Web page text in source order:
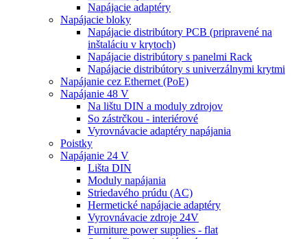
Napájacie adaptéry
Napájacie bloky
Napájacie distribútory PCB (pripravené na
inštaláciu v krytoch)
Napájacie distribútory s panelmi Rack
Napájacie distribútory s univerzálnymi krytmi
Napájanie cez Ethernet (PoE)
Napájanie 48 V
Na lištu DIN a moduly zdrojov
So zástrčkou - interiérové
Vyrovnávacie adaptéry napájania
Poistky
Napájanie 24 V
Lišta DIN
Moduly napájania
Striedavého prúdu (AC)
Hermetické napájacie adaptéry
Vyrovnávacie zdroje 24V
Furniture power supplies - flat